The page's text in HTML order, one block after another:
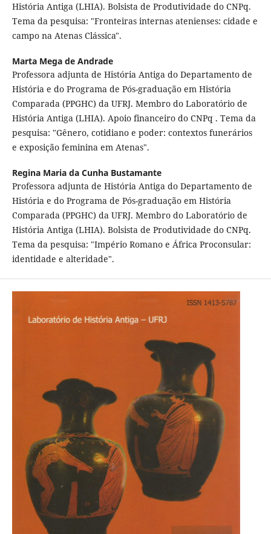
História Antiga (LHIA). Bolsista de Produtividade do CNPq.
Tema da pesquisa: "Fronteiras internas atenienses: cidade e
campo na Atenas Clássica".
Marta Mega de Andrade
Professora adjunta de História Antiga do Departamento de
História e do Programa de Pós-graduação em História
Comparada (PPGHC) da UFRJ. Membro do Laboratório de
História Antiga (LHIA). Apoio financeiro do CNPq . Tema da
pesquisa: "Gênero, cotidiano e poder: contextos funerários
e exposição feminina em Atenas".
Regina Maria da Cunha Bustamante
Professora adjunta de História Antiga do Departamento de
História e do Programa de Pós-graduação em História
Comparada (PPGHC) da UFRJ. Membro do Laboratório de
História Antiga (LHIA). Bolsista de Produtividade do CNPq.
Tema da pesquisa: "Império Romano e África Proconsular:
identidade e alteridade".